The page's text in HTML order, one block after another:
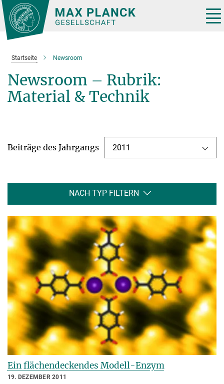
Hauptinhalt
Startseite Newsroom
Newsroom – Rubrik:
Material & Technik
Beiträge des Jahrgangs 2011
NACH TYP FILTERN
Ein flächendeckendes Modell-Enzym
19. DEZEMBER 2011